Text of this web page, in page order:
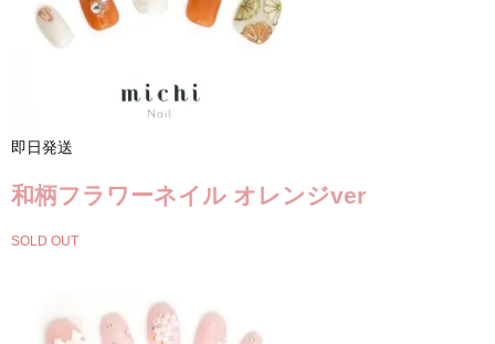
即日発送
和柄フラワーネイル オレンジver
SOLD OUT